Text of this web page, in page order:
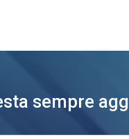
sempre